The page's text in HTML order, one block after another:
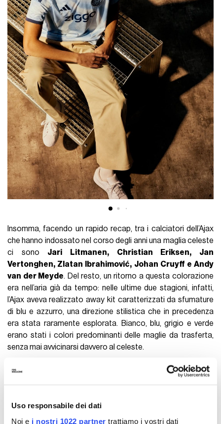
Uso responsabile dei dati
Noi e i nostri 1022 partner trattiamo i vostri dati
Insomma, facendo un rapido recap, tra i calciatori dell’Ajax
che hanno indossato nel corso degli anni una maglia celeste
ci sono Jari Litmanen, Christian Eriksen, Jan
Vertonghen, Zlatan Ibrahimović, Johan Cruyff e Andy
van der Meyde. Del resto, un ritorno a questa colorazione
era nell’aria già da tempo: nelle ultime due stagioni, infatti,
l’Ajax aveva realizzato away kit caratterizzati da sfumature
di blu e azzurro, una direzione stilistica che in precedenza
era stata raramente esplorata. Bianco, blu, grigio e verde
erano stati i colori predominanti delle maglie da trasferta,
senza mai avvicinarsi davvero al celeste.
La maglia è già disponibile sul sito ufficiale dell’Ajax.